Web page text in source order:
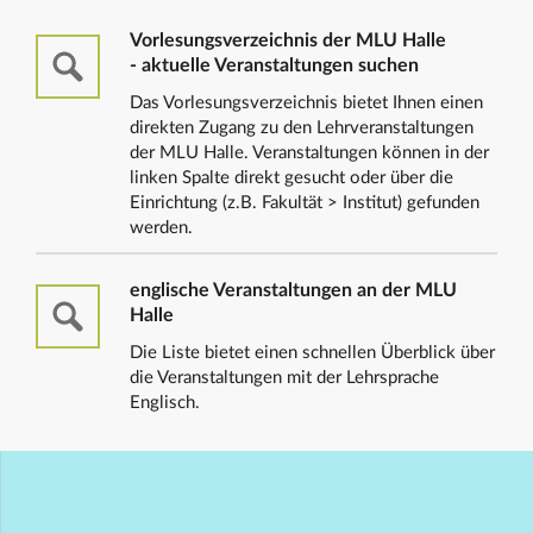
Vorlesungsverzeichnis der MLU Halle
- aktuelle Veranstaltungen suchen
Das Vorlesungsverzeichnis bietet Ihnen einen
direkten Zugang zu den Lehrveranstaltungen
der MLU Halle. Veranstaltungen können in der
linken Spalte direkt gesucht oder über die
Einrichtung (z.B. Fakultät > Institut) gefunden
werden.
englische Veranstaltungen an der MLU
Halle
Die Liste bietet einen schnellen Überblick über
die Veranstaltungen mit der Lehrsprache
Englisch.